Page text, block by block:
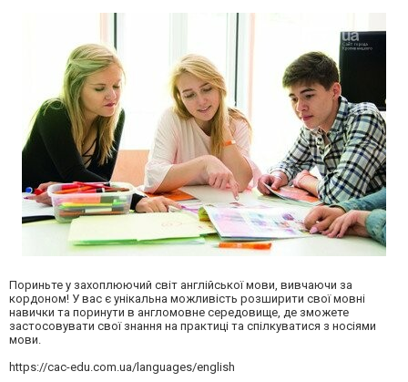
Пориньте у захоплюючий світ англійської мови, вивчаючи за
кордоном! У вас є унікальна можливість розширити свої мовні
навички та поринути в англомовне середовище, де зможете
застосовувати свої знання на практиці та спілкуватися з носіями
мови.
https://cac-edu.com.ua/languages/english